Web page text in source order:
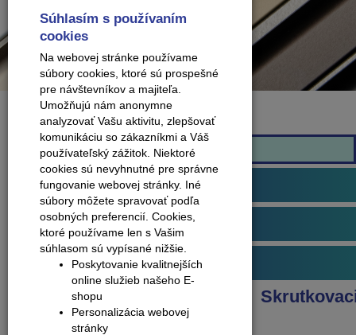
Značka
Effector
Podlahové profily
Obvodové lišty (soklové)
Príslušenstvo k podlahám
Produkty
Schodový profil - A31
Súhlasím s používaním
cookies
Na webovej stránke používame
súbory cookies, ktoré sú prospešné
pre návštevníkov a majiteľa.
Umožňujú nám anonymne
analyzovať Vašu aktivitu, zlepšovať
komunikáciu so zákazníkmi a Váš
používateľský zážitok. Niektoré
cookies sú nevyhnutné pre správne
fungovanie webovej stránky. Iné
súbory môžete spravovať podľa
osobných preferencií. Cookies,
ktoré používame len s Vašim
súhlasom sú vypísané nižšie.
Poskytovanie kvalitnejších
online služieb našeho E-
shopu
Personalizácia webovej
stránky